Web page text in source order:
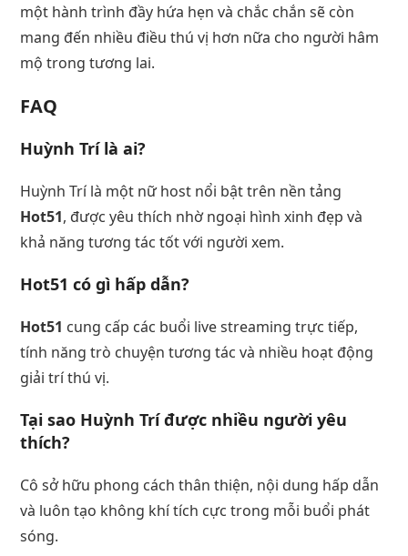
một hành trình đầy hứa hẹn và chắc chắn sẽ còn
mang đến nhiều điều thú vị hơn nữa cho người hâm
mộ trong tương lai.
FAQ
Huỳnh Trí là ai?
Huỳnh Trí là một nữ host nổi bật trên nền tảng
Hot51, được yêu thích nhờ ngoại hình xinh đẹp và
khả năng tương tác tốt với người xem.
Hot51 có gì hấp dẫn?
Hot51 cung cấp các buổi live streaming trực tiếp,
tính năng trò chuyện tương tác và nhiều hoạt động
giải trí thú vị.
Tại sao Huỳnh Trí được nhiều người yêu
thích?
Cô sở hữu phong cách thân thiện, nội dung hấp dẫn
và luôn tạo không khí tích cực trong mỗi buổi phát
sóng.